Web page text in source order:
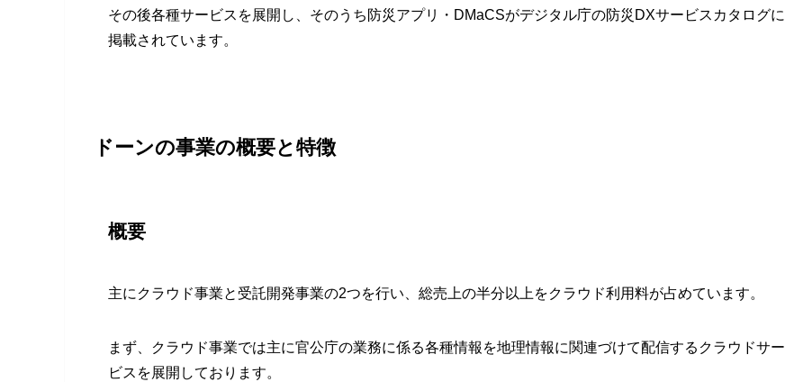
その後各種サービスを展開し、そのうち防災アプリ・DMaCSがデジタル庁の防災DXサービスカタログに
掲載されています。
ドーンの事業の概要と特徴
概要
主にクラウド事業と受託開発事業の2つを行い、総売上の半分以上をクラウド利用料が占めています。
まず、クラウド事業では主に官公庁の業務に係る各種情報を地理情報に関連づけて配信するクラウドサー
ビスを展開しております。